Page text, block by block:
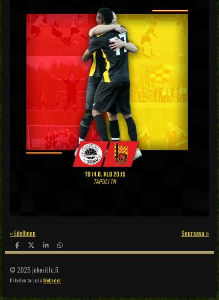
«Edellinen Seuraava »
J
a
J
a
J
a
J
a
© 2025 jokeritfc.fi
Palvelun tarjoaaWebador